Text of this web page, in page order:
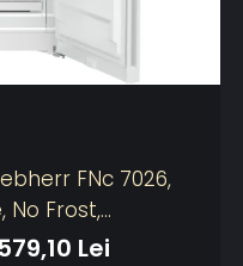
FNc 7026,
No Frost,
C, Lei